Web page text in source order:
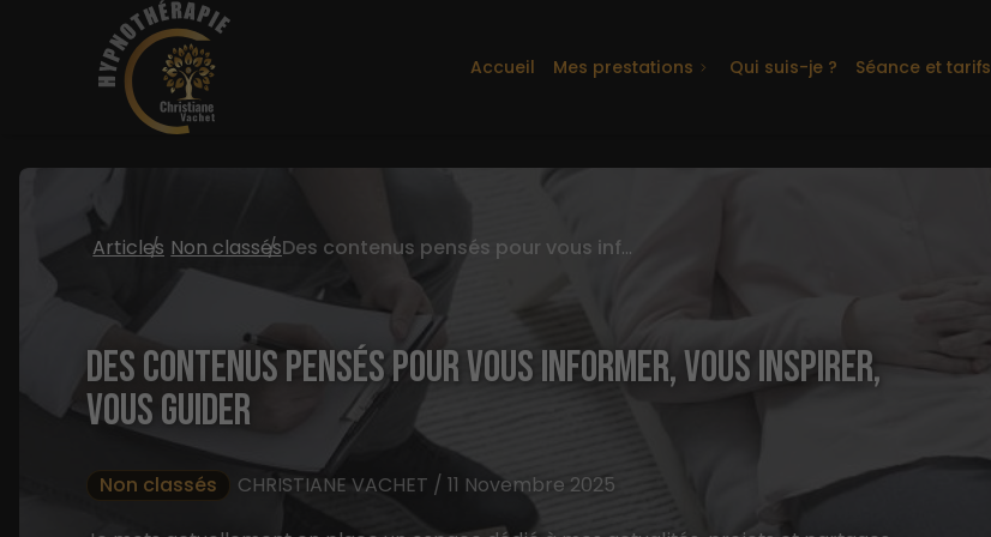
Accueil Mes prestations Qui suis-je ? Séance et tarifs
Articles Non classés Des contenus pensés pour vous informer, vous inspirer, vous guider
DES CONTENUS PENSÉS POUR VOUS INFORMER, VOUS INSPIRER,
VOUS GUIDER
Non classés
CHRISTIANE VACHET / 11 Novembre 2025